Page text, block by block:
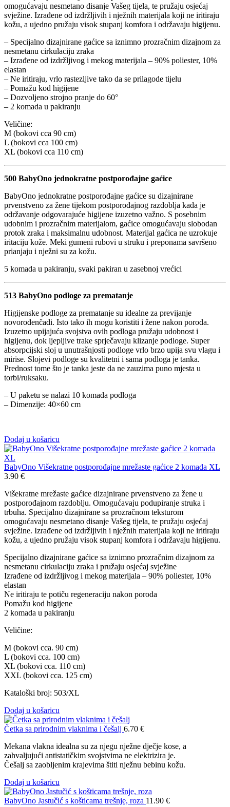
omogućavaju nesmetano disanje Vašeg tijela, te pružaju osjećaj
svježine. Izrađene od izdržljivih i nježnih materijala koji ne iritiraju
kožu, a ujedno pružaju visok stupanj komfora i održavaju higijenu.
– Specijalno dizajnirane gaćice sa iznimno prozračnim dizajnom za
nesmetanu cirkulaciju zraka
– Izrađene od izdržljivog i mekog materijala – 90% poliester, 10%
elastan
– Ne iritiraju, vrlo rastezljive tako da se prilagode tijelu
– Pomažu kod higijene
– Dozvoljeno strojno pranje do 60°
– 2 komada u pakiranju
Veličine:
M (bokovi cca 90 cm)
L (bokovi cca 100 cm)
XL (bokovi cca 110 cm)
500 BabyOno jednokratne postporođajne gaćice
BabyOno jednokratne postporođajne gaćice su dizajnirane
prvenstveno za žene tijekom postporođajnog razdoblja kada je
održavanje odgovarajuće higijene izuzetno važno. S posebnim
udobnim i prozračnim materijalom, gaćice omogućavaju slobodan
protok zraka i maksimalnu udobnost. Materijal gaćica ne uzrokuje
iritaciju kože. Meki gumeni rubovi u struku i preponama savršeno
prianjaju i nježni su za kožu.
5 komada u pakiranju, svaki pakiran u zasebnoj vrećici
513 BabyOno podloge za prematanje
Higijenske podloge za prematanje su idealne za previjanje
novorođenčadi. Isto tako ih mogu koristiti i žene nakon poroda.
Izuzetno upijajuća svojstva ovih podloga pružaju udobnost i
higijenu, dok ljepljive trake sprječavaju klizanje podloge. Super
absorpcijski sloj u unutrašnjosti podloge vrlo brzo upija svu vlagu i
mirise. Slojevi podloge su kvalitetni i sama podloga je tanka.
Prednost tome što je tanka jeste da ne zauzima puno mjesta u
torbi/ruksaku.
– U paketu se nalazi 10 komada podloga
– Dimenzije: 40×60 cm
Dodaj u košaricu
BabyOno Višekratne postporođajne mrežaste gaćice 2 komada XL
3.90 €
Višekratne mrežaste gaćice dizajnirane prvenstveno za žene u
postporođajnom razdoblju. Omogućavaju podupiranje struka i
trbuha. Specijalno dizajnirane sa prozračnom teksturom
omogućavaju nesmetano disanje Vašeg tijela, te pružaju osjećaj
svježine. Izrađene od izdržljivih i nježnih materijala koji ne iritiraju
kožu, a ujedno pružaju visok stupanj komfora i održavaju higijenu.
Specijalno dizajnirane gaćice sa iznimno prozračnim dizajnom za
nesmetanu cirkulaciju zraka i pružaju osjećaj svježine
Izrađene od izdržljivog i mekog materijala – 90% poliester, 10%
elastan
Ne iritiraju te potiču regeneraciju nakon poroda
Pomažu kod higijene
2 komada u pakiranju
Veličine:
M (bokovi cca. 90 cm)
L (bokovi cca. 100 cm)
XL (bokovi cca. 110 cm)
XXL (bokovi cca. 125 cm)
Kataloški broj: 503/XL
Dodaj u košaricu
Četka sa prirodnim vlaknima i češalj 6.70 €
Mekana vlakna idealna su za njegu nježne dječje kose, a
zahvaljujući antistatičkim svojstvima ne elektrizira je.
Češalj sa zaobljenim krajevima štiti nježnu bebinu kožu.
Dodaj u košaricu
BabyOno Jastučić s košticama trešnje, roza 11.90 €